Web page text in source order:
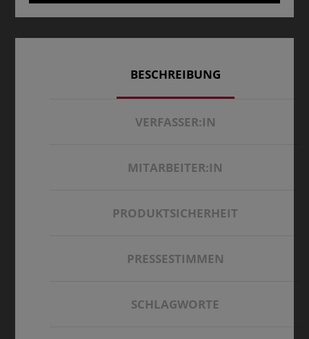
BESCHREIBUNG
VERFASSER:IN
MITARBEITER:IN
PRODUKTSICHERHEIT
PRESSESTIMMEN
SCHLAGWORTE